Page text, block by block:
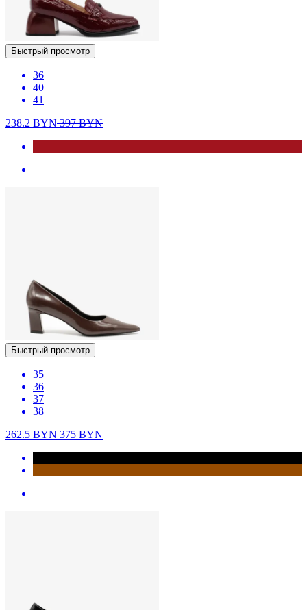
Быстрый просмотр
36
40
41
238.2 BYN397BYN
Быстрый просмотр
35
36
37
38
262.5 BYN375BYN